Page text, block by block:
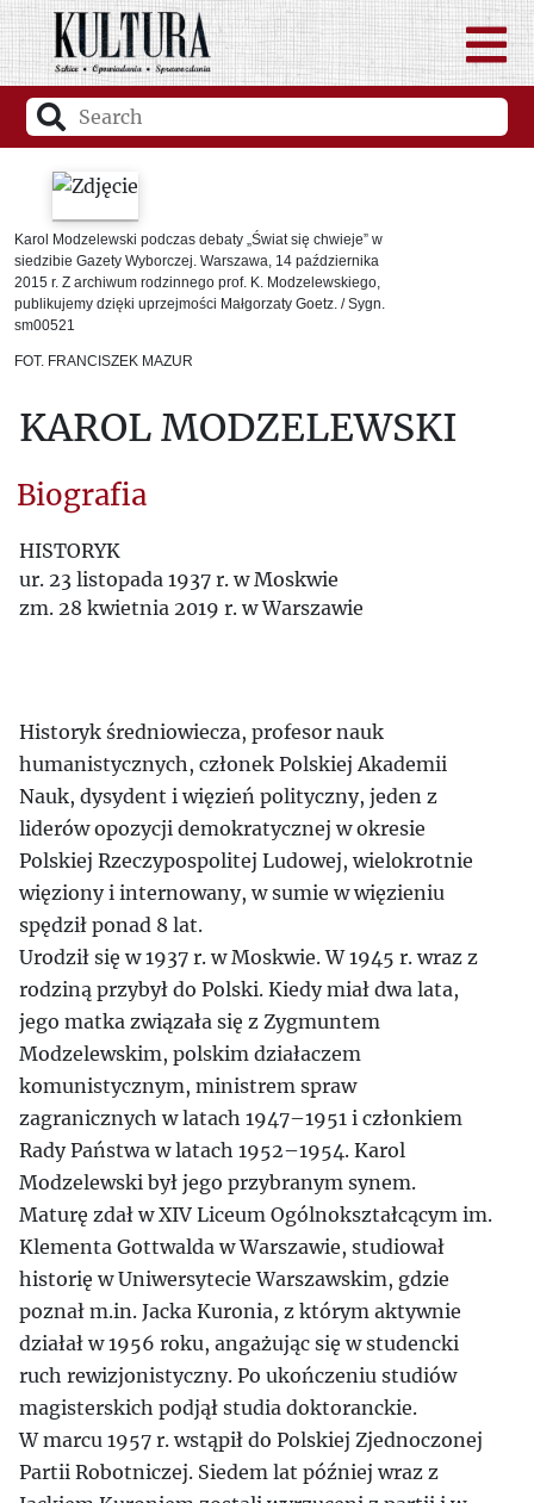
Karol Modzelewski podczas debaty „Świat się chwieje” w
siedzibie Gazety Wyborczej. Warszawa, 14 października
2015 r. Z archiwum rodzinnego prof. K. Modzelewskiego,
publikujemy dzięki uprzejmości Małgorzaty Goetz. / Sygn.
sm00521
FOT. FRANCISZEK MAZUR
KAROL MODZELEWSKI
Biografia
HISTORYK
ur. 23 listopada 1937 r. w Moskwie
zm. 28 kwietnia 2019 r. w Warszawie
Historyk średniowiecza, profesor nauk
humanistycznych, członek Polskiej Akademii
Nauk, dysydent i więzień polityczny, jeden z
liderów opozycji demokratycznej w okresie
Polskiej Rzeczypospolitej Ludowej, wielokrotnie
więziony i internowany, w sumie w więzieniu
spędził ponad 8 lat.
Urodził się w 1937 r. w Moskwie. W 1945 r. wraz z
rodziną przybył do Polski. Kiedy miał dwa lata,
jego matka związała się z Zygmuntem
Modzelewskim, polskim działaczem
komunistycznym, ministrem spraw
zagranicznych w latach 1947–1951 i członkiem
Rady Państwa w latach 1952–1954. Karol
Modzelewski był jego przybranym synem.
Maturę zdał w XIV Liceum Ogólnokształcącym im.
Klementa Gottwalda w Warszawie, studiował
historię w Uniwersytecie Warszawskim, gdzie
poznał m.in. Jacka Kuronia, z którym aktywnie
działał w 1956 roku, angażując się w studencki
ruch rewizjonistyczny. Po ukończeniu studiów
magisterskich podjął studia doktoranckie.
W marcu 1957 r. wstąpił do Polskiej Zjednoczonej
Partii Robotniczej. Siedem lat później wraz z